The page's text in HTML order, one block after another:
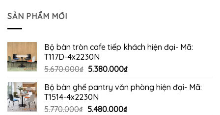
SẢN PHẨM MỚI
Bộ bàn tròn cafe tiếp khách hiện đại- Mã:
T117D-4x2230N
5.670.000₫ Giá
là:
5.670.000₫.
5.380.000₫Giá
tại
5.380.000₫.
Bộ bàn ghế pantry văn phòng hiện đại- Mã:
T1514-4x2230N
5.770.000₫ Giá
5.480.000₫Giá